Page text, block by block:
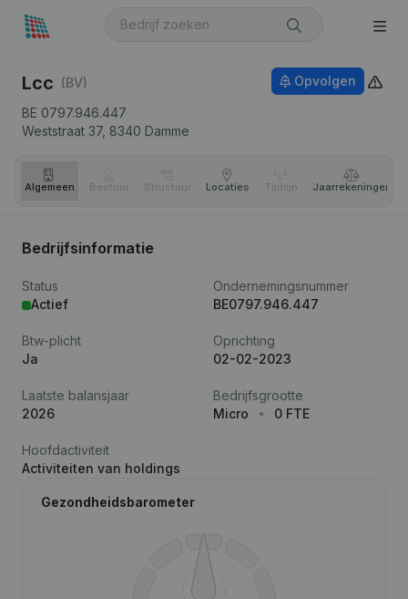
Lcc (BV)
BE 0797.946.447
Weststraat 37, 8340 Damme
Opvolgen
Algemeen Bestuur Structuur Locaties Tijdlijn Jaar­rekeningen
Bedrijfsinformatie
Status
Actief
Ondernemingsnummer
BE0797.946.447
Btw-plicht
Ja
Oprichting
02-02-2023
Laatste balansjaar
2026
Bedrijfsgrootte
Micro
0 FTE
Hoofdactiviteit
Activiteiten van holdings
Gezondheidsbarometer